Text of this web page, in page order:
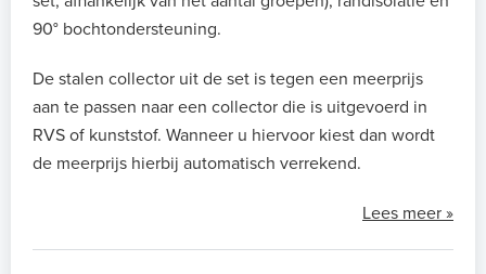
90° bochtondersteuning.
De stalen collector uit de set is tegen een meerprijs
aan te passen naar een collector die is uitgevoerd in
RVS of kunststof. Wanneer u hiervoor kiest dan wordt
de meerprijs hierbij automatisch verrekend.
Lees meer »